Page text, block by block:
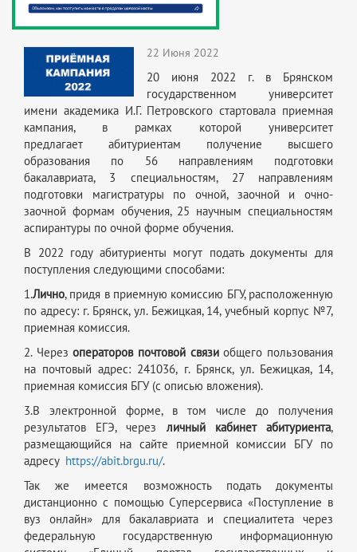
22 Июня 2022
20 июня 2022 г. в Брянском
государственном университет
имени академика И.Г. Петровского стартовала приемная
кампания, в рамках которой университет
предлагает абитуриентам получение высшего
образования по 56 направлениям подготовки
бакалавриата, 3 специальностям, 27 направлениям
подготовки магистратуры по очной, заочной и очно-
заочной формам обучения, 25 научным специальностям
аспирантуры по очной форме обучения.
В 2022 году абитуриенты могут подать документы для
поступления следующими способами:
1.Лично, придя в приемную комиссию БГУ, расположенную
по адресу: г. Брянск, ул. Бежицкая, 14, учебный корпус №7,
приемная комиссия.
2. Черезоператоров почтовой связиобщего пользования
на почтовый адрес: 241036, г. Брянск, ул. Бежицкая, 14,
приемная комиссия БГУ (с описью вложения).
3.В электронной форме, в том числе до получения
результатов ЕГЭ, через личный кабинет абитуриента,
размещающийся на сайте приемной комиссии БГУ по
адресу https://abit.brgu.ru/.
Так же имеется возможность подать документы
дистанционно с помощью Суперсервиса «Поступление в
вуз онлайн» для бакалавриата и специалитета через
федеральную государственную информационную